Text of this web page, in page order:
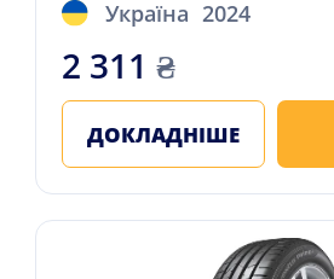
Україна 2024
2 311 ₴
ДОКЛАДНІШЕ